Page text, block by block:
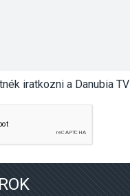
iratkozni a Danubia